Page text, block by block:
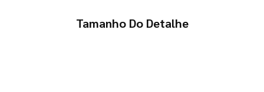
Tamanho Do Detalhe